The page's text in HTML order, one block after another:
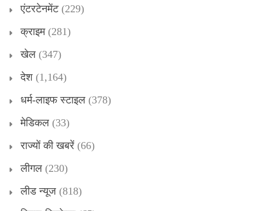
एंटरटेनमेंट(229)
क्राइम(281)
खेल (347)
देश (1,164)
धर्म-लाइफ स्टाइल (378)
मेडिकल (33)
राज्यों की खबरें (66)
लीगल (230)
लीड न्यूज (818)